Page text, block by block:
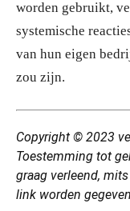
worden gebruikt,
systemische
van hun eigen
zou zijn.
Copyright © 2023
Toestemming tot
graag verleend,
link worden